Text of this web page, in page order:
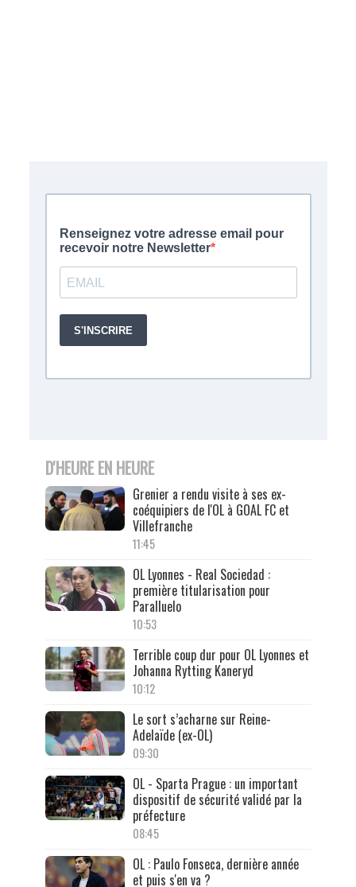
D'HEURE EN HEURE
Grenier a rendu visite à ses ex-
coéquipiers de l'OL à GOAL FC et
Villefranche
11:45
OL Lyonnes - Real Sociedad :
première titularisation pour
Paralluelo
10:53
Terrible coup dur pour OL Lyonnes et
Johanna Rytting Kaneryd
10:12
Le sort s’acharne sur Reine-
Adelaïde (ex-OL)
09:30
OL - Sparta Prague : un important
dispositif de sécurité validé par la
préfecture
08:45
OL : Paulo Fonseca, dernière année
et puis s'en va ?